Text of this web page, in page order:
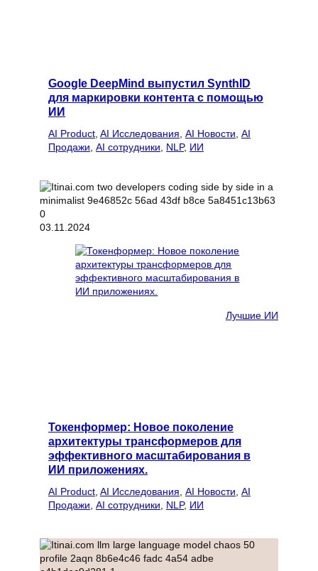
Google DeepMind выпустил SynthID
для маркировки контента с помощью
ИИ
AI Product AI Исследования AI Новости AI
Продажи AI сотрудники NLP, ИИ
03.11.2024
Лучшие ИИ
Токенформер: Новое поколение
архитектуры трансформеров для
эффективного масштабирования в
ИИ приложениях.
AI Product AI Исследования AI Новости AI
Продажи AI сотрудники NLP, ИИ